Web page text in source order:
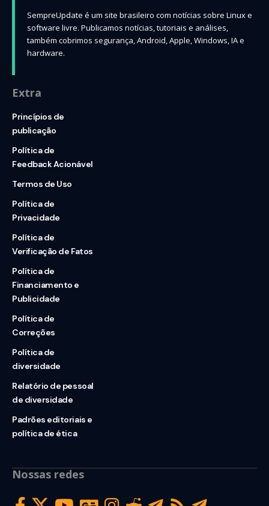
SempreUpdate é um site brasileiro com notícias sobre Linux e
software livre. Publicamos notícias, tutoriais e análises,
também cobrimos segurança, Android, Apple, Windows, IA e
hardware.
Extra
Princípios de
publicação
Política de
Feedback Acionável
Termos de Uso
Política de
Privacidade
Política de
Verificação de Fatos
Política de
Financiamento e
Publicidade
Política de
Correções
Política de
diversidade
Relatório de pessoal
de diversidade
Padrões editoriais e
política de ética
Nossas redes